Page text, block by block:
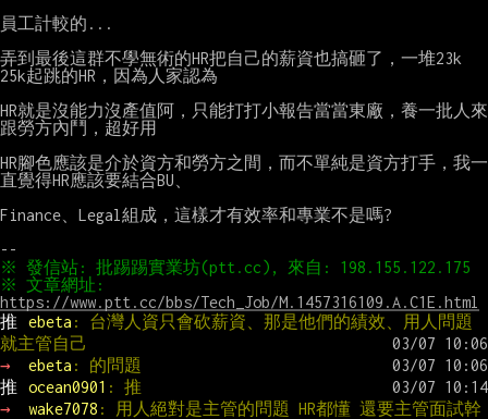
員工計較的...
弄到最後這群不學無術的HR把自己的薪資也搞砸了，一堆23k
25k起跳的HR，因為人家認為
HR就是沒能力沒產值阿，只能打打小報告當當東廠，養一批人來
跟勞方內鬥，超好用
HR腳色應該是介於資方和勞方之間，而不單純是資方打手，我一
直覺得HR應該要結合BU、
Finance、Legal組成，這樣才有效率和專業不是嗎?
https://www.ptt.cc/bbs/Tech_Job/M.1457316109.A.C1E.html
推
ebeta : 台灣人資只會砍薪資、那是他們的績效、用人問題
就主管自己
→
ebeta : 的問題
推
ocean0901 : 推
→
wake7078 : 用人絕對是主管的問題 HR都懂 還要主管面試幹